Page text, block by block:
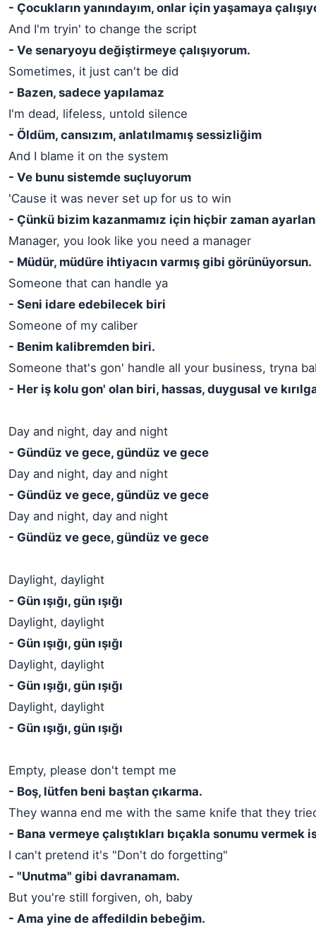
- Çocukların yanındayım, onlar için yaşamaya
And I'm tryin' to change the script
- Ve senaryoyu değiştirmeye çalışıyorum.
Sometimes, it just can't be did
- Bazen, sadece yapılamaz
I'm dead, lifeless, untold silence
- Öldüm, cansızım, anlatılmamış sessizliğim
And I blame it on the system
- Ve bunu sistemde suçluyorum
'Cause it was never set up for us to win
- Çünkü bizim kazanmamız için hiçbir zaman
Manager, you look like you need a manager
- Müdür, müdüre ihtiyacın varmış gibi görünüyorsun.
Someone that can handle ya
- Seni idare edebilecek biri
Someone of my caliber
- Benim kalibremden biri.
Someone that's gon' handle all your business, tryna
- Her iş kolu gon' olan biri, hassas, duygusal ve
Day and night, day and night
- Gündüz ve gece, gündüz ve gece
Day and night, day and night
- Gündüz ve gece, gündüz ve gece
Day and night, day and night
- Gündüz ve gece, gündüz ve gece
Daylight, daylight
- Gün ışığı, gün ışığı
Daylight, daylight
- Gün ışığı, gün ışığı
Daylight, daylight
- Gün ışığı, gün ışığı
Daylight, daylight
- Gün ışığı, gün ışığı
Empty, please don't tempt me
- Boş, lütfen beni baştan çıkarma.
They wanna end me with the same knife that they
- Bana vermeye çalıştıkları bıçakla sonumu vermek
I can't pretend it's "Don't do forgetting"
- "Unutma" gibi davranamam.
But you're still forgiven, oh, baby
- Ama yine de affedildin bebeğim.